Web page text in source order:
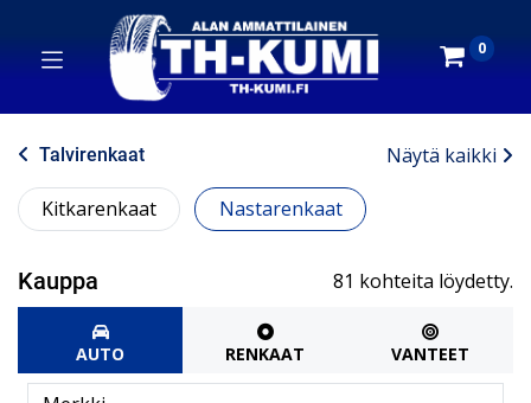
0
Talvirenkaat Näytä kaikki
Kitkarenkaat Nastarenkaat
Kauppa 81 kohteita löydetty.
AUTO RENKAAT VANTEET